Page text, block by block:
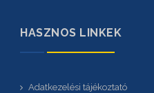
HASZNOS LINKEK
Adatkezelési tájékoztató